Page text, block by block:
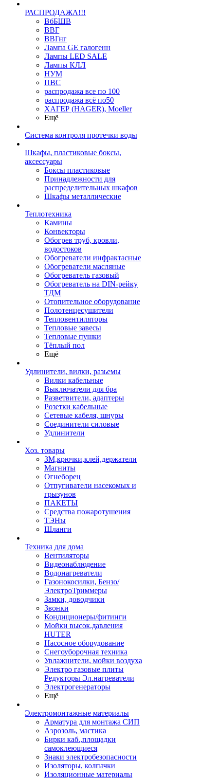
РАСПРОДАЖА!!!
ВбБШВ
ВВГ
ВВГнг
Лампа GE галогенн
Лампы LED SALE
Лампы КЛЛ
НУМ
ПВС
распродажа все по 100
распродажа всё по50
ХАГЕР (HAGER), Moeller
Ещё
Система контроля протечки воды
Шкафы, пластиковые боксы,
аксессуары
Боксы пластиковые
Принадлежности для
распределительных шкафов
Шкафы металлические
Теплотехника
Камины
Конвекторы
Обогрев труб, кровли,
водостоков
Обогреватели инфрактасные
Обогреватели масляные
Обогреватель газовый
Обогреватель на DIN-рейку
ТДМ
Отопительное оборудование
Полотенцесушители
Тепловентиляторы
Тепловые завесы
Тепловые пушки
Тёплый пол
Ещё
Удлинители, вилки, разьемы
Вилки кабельные
Выключатели для бра
Разветвители, адаптеры
Розетки кабельные
Сетевые кабеля, шнуры
Соединители силовые
Удлинители
Хоз. товары
ЗМ,крючки,клей,держатели
Магниты
Огнеборец
Отпугиватели насекомых и
грызунов
ПАКЕТЫ
Средства пожаротушения
ТЭНы
Шланги
Техника для дома
Вентиляторы
Видеонаблюдение
Водонагреватели
Газонокосилки, Бензо/
ЭлектроТриммеры
Замки, доводчики
Звонки
Кондиционеры/фитинги
Мойки высок.давления
HUTER
Насосное оборудование
Снегоуборочная техника
Увлажнители, мойки воздуха
Электро газовые плиты
Редукторы Эл.нагреватели
Электрогенераторы
Ещё
Электромонтажные материалы
Арматура для монтажа СИП
Аэрозоль, мастика
Бирки каб.,площадки
самоклеющиеся
Знаки электробезопасности
Изоляторы, колпачки
Изоляционные материалы